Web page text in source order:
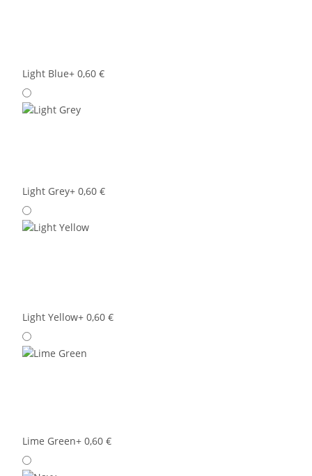
Light Blue+ 0,60 €
Light Grey+ 0,60 €
Light Yellow+ 0,60 €
Lime Green+ 0,60 €